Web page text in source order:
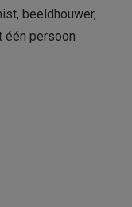
beeldhouwer,
één persoon